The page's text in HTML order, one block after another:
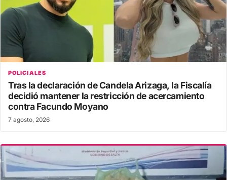
POLICIALES
Tras la declaración de Candela Arizaga, la Fiscalía
decidió mantener la restricción de acercamiento
contra Facundo Moyano
7 agosto, 2026